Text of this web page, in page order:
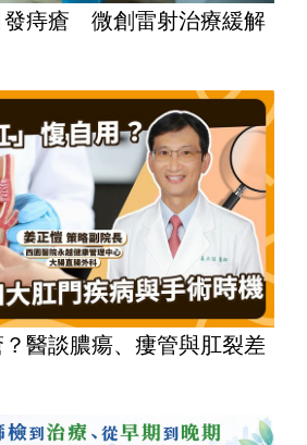
發痔瘡 微創雷射治療緩解
醫談膿瘍、瘻管與肛裂差